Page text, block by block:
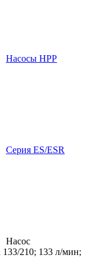
Насосы HPP
Cерия ES/ESR
Насос
210; 133 л/мин;